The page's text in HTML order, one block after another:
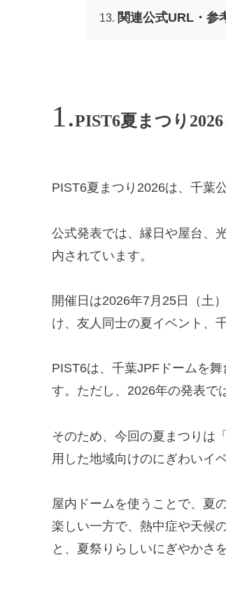
関連公式URL・参
PIST6夏まつり
PIST6夏まつり2026は、千葉
公式発表では、縁日や屋台、
内されています。
開催日は2026年7月25日（土
け、友人同士の夏イベント、
PIST6は、千葉JPFドームを
す。ただし、2026年の発表で
そのため、今回の夏まつりは
用した地域向けのにぎわいイ
屋内ドームを使うことで、夏
楽しい一方で、熱中症や天候
と、夏祭りらしいにぎやかさ